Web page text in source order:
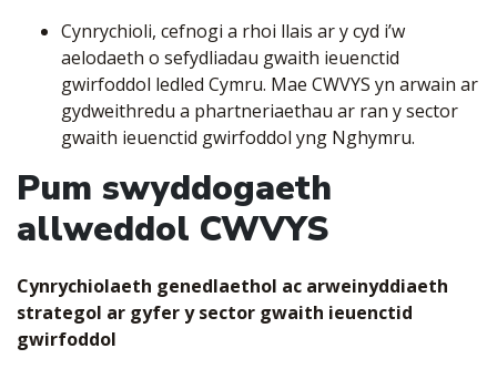
Cynrychioli, cefnogi a rhoi llais ar y cyd i’w
aelodaeth o sefydliadau gwaith ieuenctid
gwirfoddol ledled Cymru. Mae CWVYS yn arwain ar
gydweithredu a phartneriaethau ar ran y sector
gwaith ieuenctid gwirfoddol yng Nghymru.
Pum swyddogaeth
allweddol CWVYS
Cynrychiolaeth genedlaethol ac arweinyddiaeth
strategol ar gyfer y sector gwaith ieuenctid
gwirfoddol